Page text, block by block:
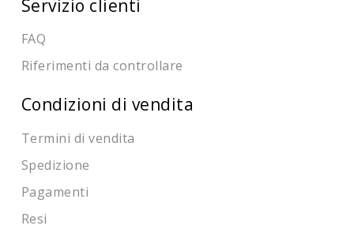
Servizio clienti
FAQ
Riferimenti da controllare
Condizioni di vendita
Termini di vendita
Spedizione
Pagamenti
Resi